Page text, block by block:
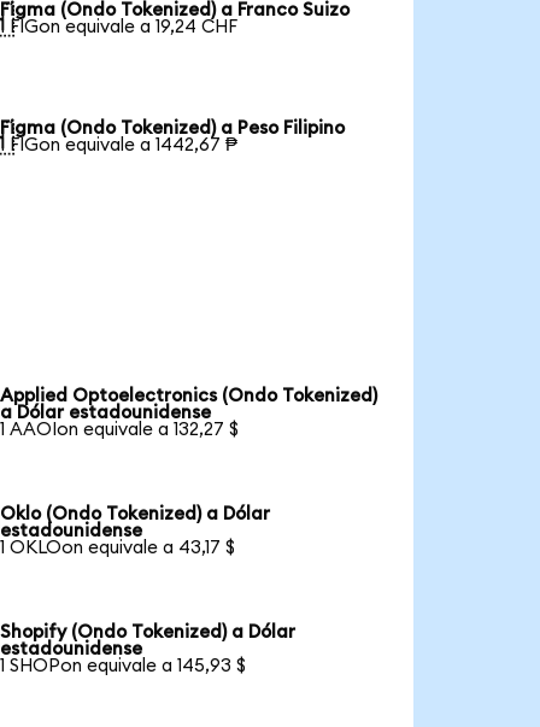
Figma (Ondo Tokenized) a Franco Suizo
1 FIGon equivale a 19,24 CHF
Figma (Ondo Tokenized) a Peso Filipino
1 FIGon equivale a 1442,67 ₱
Applied Optoelectronics (Ondo Tokenized)
a Dólar estadounidense
1 AAOIon equivale a 132,27 $
Oklo (Ondo Tokenized) a Dólar
estadounidense
1 OKLOon equivale a 43,17 $
Shopify (Ondo Tokenized) a Dólar
estadounidense
1 SHOPon equivale a 145,93 $